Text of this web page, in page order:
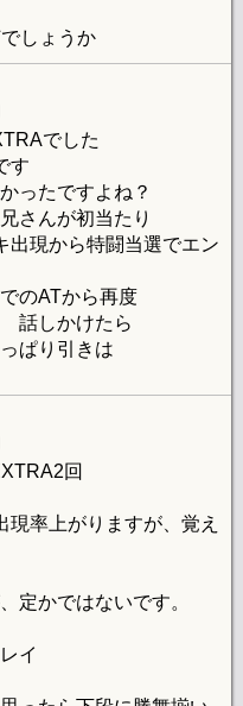
しょうか
でした
す
ったですよね？
さんが初当たり
出現から特闘当選でエン
のATから再度
話しかけたら
ぱり引きは
回
率上がりますが、覚え
定かではないです。
イ